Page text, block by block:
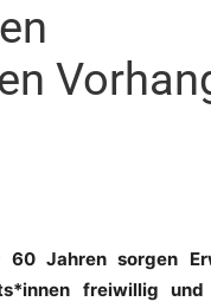
60 Jahren sorgen
freiwillig